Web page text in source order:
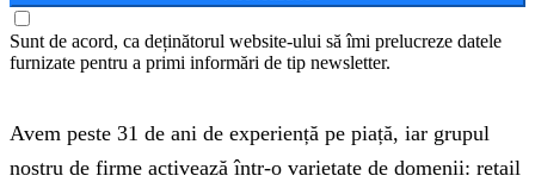
Sunt de acord, ca deținătorul website-ului să îmi prelucreze datele
furnizate pentru a primi informări de tip newsletter.
Avem peste 31 de ani de experiență pe piață, iar grupul
nostru de firme activează într-o varietate de domenii: retail